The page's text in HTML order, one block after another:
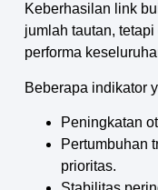
Keberhasilan link
jumlah tautan,
performa
Beberapa indikator
Peningkatan
Pertumbuhan
prioritas.